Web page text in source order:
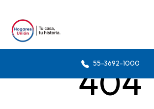
55-3692-1000
404